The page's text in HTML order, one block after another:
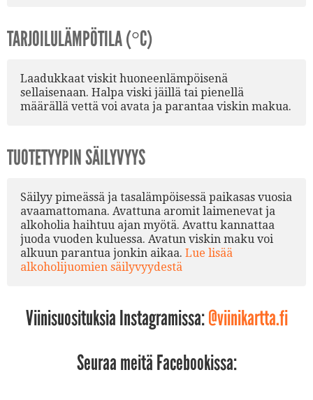
TARJOILULÄMPÖTILA (°C)
Laadukkaat viskit huoneenlämpöisenä
sellaisenaan. Halpa viski jäillä tai pienellä
määrällä vettä voi avata ja parantaa viskin makua.
TUOTETYYPIN SÄILYVYYS
Säilyy pimeässä ja tasalämpöisessä paikasas vuosia
avaamattomana. Avattuna aromit laimenevat ja
alkoholia haihtuu ajan myötä. Avattu kannattaa
juoda vuoden kuluessa. Avatun viskin maku voi
alkuun parantua jonkin aikaa. Lue lisää
alkoholijuomien säilyvyydestä
Viinisuosituksia Instagramissa:@viinikartta.fi
Seuraa meitä Facebookissa: